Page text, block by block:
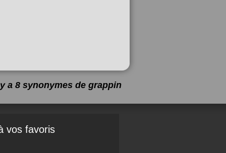
a 8 synonymes de grappin
vos favoris